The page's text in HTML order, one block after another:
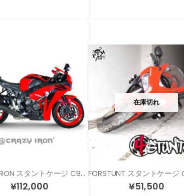
CRAZY IRON スタントケージ CBR1000RR(08-16)
¥112,000
在庫切れ
¥51,500